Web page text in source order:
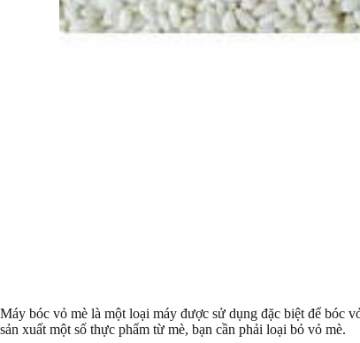
Máy bóc vỏ mè là một loại máy được sử dụng đặc biệt để bóc
sản xuất một số thực phẩm từ mè, bạn cần phải loại bỏ vỏ mè.